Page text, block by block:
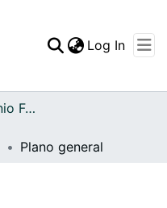
Log In
Archivo del Patrimonio Fotográfico y Fílmico del Valle del Cauca
Plano general